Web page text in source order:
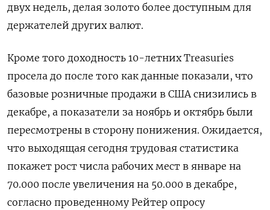
двух недель, делая золото ​более доступным для
держателей других валют.
Кроме того доходность 10-летних ‌Treasuries
просела до после того как данные показали, что
базовые ​розничные продажи в США снизились в
декабре, а показатели за ноябрь ‌и октябрь были
пересмотрены в сторону понижения. Ожидается,
что выходящая сегодня трудовая статистика
покажет рост числа рабочих мест в январе на ​
70.000 после ​увеличения на 50.‌000 в декабре,
согласно проведенному Рейтер опросу